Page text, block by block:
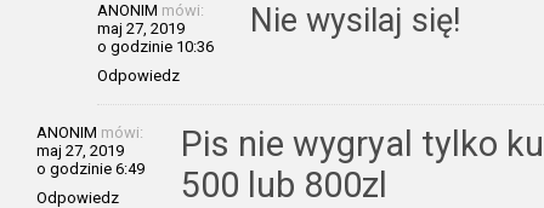
ANONIM mówi:
maj 27, 2019
o godzinie 10:36
Odpowiedz
Nie wysilaj się!
ANONIM mówi:
maj 27, 2019
o godzinie 6:49
Odpowiedz
Pis nie wygryal tylko
500 lub 800zl